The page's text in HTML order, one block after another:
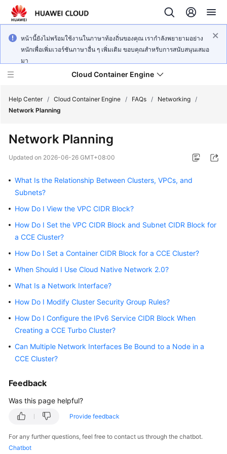
หน้านี้ยังไม่พร้อมใช้งานในภาษาท้องถิ่นของคุณ เรากำลังพยายามอย่าง
หนักเพื่อเพิ่มเวอร์ชันภาษาอื่น ๆ เพิ่มเติม ขอบคุณสำหรับการสนับสนุนเสมอ
มา
Cloud Container Engine
What's
Product
Service
Overview
Kubernetes
Getting
Started
Guide
Best
Practices
API
Reference
Help Center / Cloud Container Engine / FAQs / Networking /
Network Planning
Network Planning
Updated on 2026-06-26 GMT+08:00
What Is the Relationship Between Clusters, VPCs, and
Subnets?
How Do I View the VPC CIDR Block?
How Do I Set the VPC CIDR Block and Subnet CIDR Block for
a CCE Cluster?
How Do I Set a Container CIDR Block for a CCE Cluster?
When Should I Use Cloud Native Network 2.0?
What Is a Network Interface?
How Do I Modify Cluster Security Group Rules?
How Do I Configure the IPv6 Service CIDR Block When
Creating a CCE Turbo Cluster?
Can Multiple Network Interfaces Be Bound to a Node in a
CCE Cluster?
Feedback
Was this page helpful?
Provide feedback
For any further questions, feel free to contact us through the chatbot.
Chatbot